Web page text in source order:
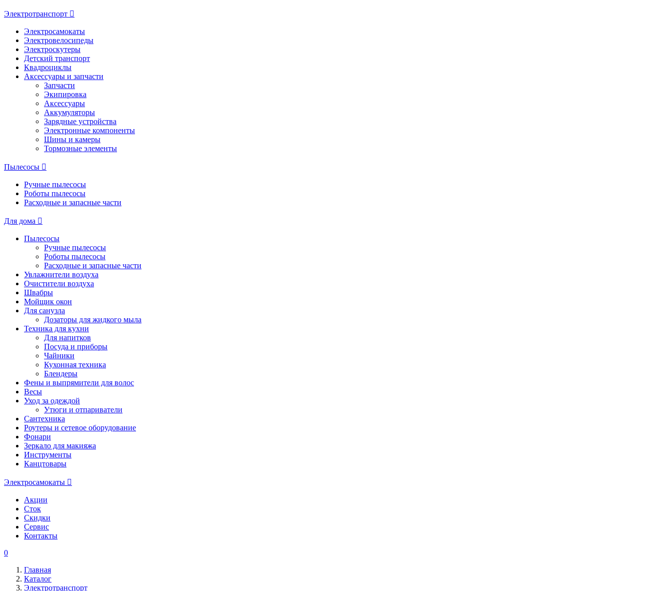
Электротранспорт
Электросамокаты
Электровелосипеды
Электроскутеры
Детский транспорт
Квадроциклы
Аксессуары и запчасти
Запчасти
Экипировка
Аксессуары
Аккумуляторы
Зарядные устройства
Электронные компоненты
Шины и камеры
Тормозные элементы
Пылесосы
Ручные пылесосы
Роботы пылесосы
Расходные и запасные части
Для дома
Пылесосы
Ручные пылесосы
Роботы пылесосы
Расходные и запасные части
Увлажнители воздуха
Очистители воздуха
Швабры
Мойщик окон
Для санузла
Дозаторы для жидкого мыла
Техника для кухни
Для напитков
Посуда и приборы
Чайники
Кухонная техника
Блендеры
Фены и выпрямители для волос
Весы
Уход за одеждой
Утюги и отпариватели
Сантехника
Роутеры и сетевое оборудование
Фонари
Зеркало для макияжа
Инструменты
Канцтовары
Электросамокаты
Акции
Сток
Скидки
Сервис
Контакты
0
Главная
Каталог
Электротранспорт